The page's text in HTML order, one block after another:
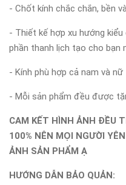
- Chốt kính chắc chắn, bền
- Thiết kế hợp xu hướng
phần thanh lịch tạo cho bạn
- Kính phù hợp cả nam và nữ
- Mỗi sản phẩm đều được
CAM KẾT HÌNH ẢNH ĐỀU
100% NÊN MỌI NGƯỜI
ẢNH SẢN PHẨM Ạ
HƯỚNG DẪN BẢO QUẢN: